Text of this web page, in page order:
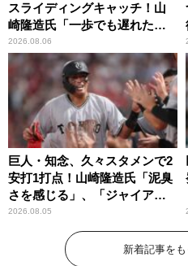
スライディングキャッチ！山
崎隆造氏「一歩でも遅れた
ら…」
2026.08.06
巨人・知念、久々スタメンで2
安打1打点！山崎隆造氏「泥臭
さを感じる」、「ジャイアン
ツには少ないタイプ」
2026.08.05
新着記事を